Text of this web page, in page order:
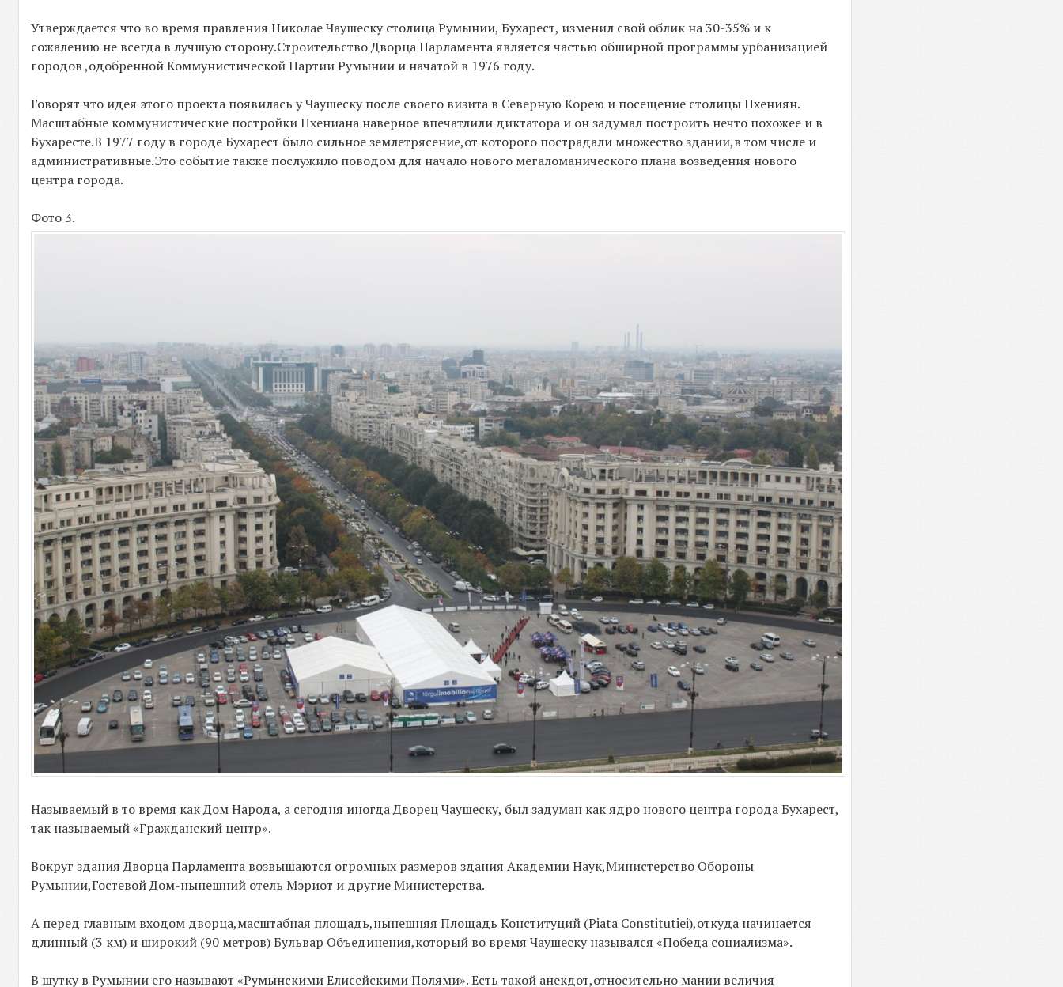
Утверждается что во время правления Николае Чаушеску столица Румынии, Бухарест, изменил свой облик на 30-35% и к
сожалению не всегда в лучшую сторону.Строительство Дворца Парламента является частью обширной программы урбанизацией
городов ,одобренной Коммунистической Партии Румынии и начатой в 1976 году.
Говорят что идея этого проекта появилась у Чаушеску после своего визита в Северную Корею и посещение столицы Пхениян.
Масштабные коммунистические постройки Пхениана наверное впечатлили диктатора и он задумал построить нечто похожее и в
Бухаресте.В 1977 году в городе Бухарест было сильное землетрясение,от которого пострадали множество здании,в том числе и
административные.Это событие также послужило поводом для начало нового мегаломанического плана возведения нового
центра города.
Фото 3.
Называемый в то время как Дом Народа, а сегодня иногда Дворец Чаушеску, был задуман как ядро нового центра города Бухарест,
так называемый «Гражданский центр».
Вокруг здания Дворца Парламента возвышаются огромных размеров здания Академии Наук,Министерство Обороны
Румынии,Гостевой Дом-нынешний отель Мэриот и другие Министерства.
А перед главным входом дворца,масштабная площадь,нынешняя Площадь Конституций (Piata Constitutiei),откуда начинается
длинный (3 км) и широкий (90 метров) Бульвар Объединения,который во время Чаушеску назывался «Победа социализма».
В шутку в Румынии его называют «Румынскими Елисейскими Полями». Есть такой анекдот,относительно мании величия